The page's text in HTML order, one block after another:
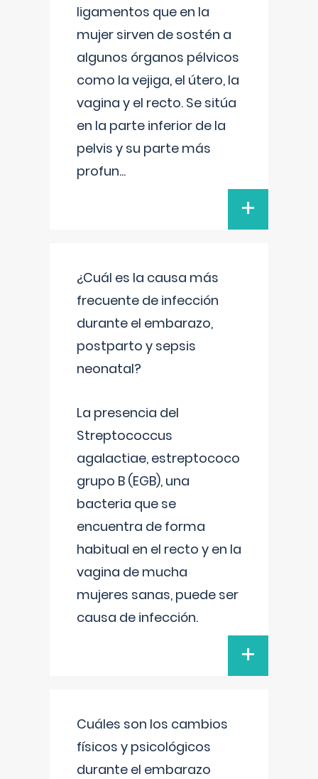
ligamentos que en la
mujer sirven de sostén a
algunos órganos pélvicos
como la vejiga, el útero, la
vagina y el recto. Se sitúa
en la parte inferior de la
pelvis y su parte más
profun...
+
¿Cuál es la causa más
frecuente de infección
durante el embarazo,
postparto y sepsis
neonatal?
La presencia del
Streptococcus
agalactiae, estreptococo
grupo B (EGB), una
bacteria que se
encuentra de forma
habitual en el recto y en la
vagina de mucha
mujeres sanas, puede ser
causa de infección.
+
Cuáles son los cambios
físicos y psicológicos
durante el embarazo